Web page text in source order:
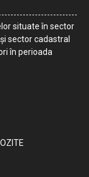
situate în sector
sector cadastral
în perioada